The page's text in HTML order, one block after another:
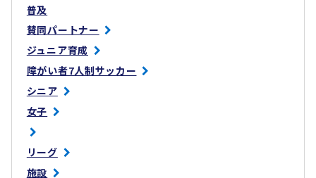
普及
賛同パートナー
ジュニア育成
障がい者7人制サッカー
シニア
女子
リーグ
施設